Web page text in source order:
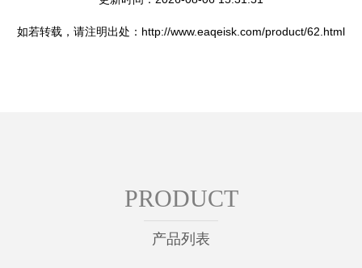
如若转载，请注明出处：http://www.eaqeisk.com/product/62.html
PRODUCT
产品列表